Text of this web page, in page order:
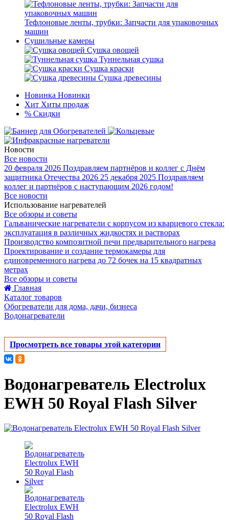
Тефлоновые ленты, трубки: Запчасти для упаковочных
машин
Сушильные камеры
Сушка овощей
Туннельная сушка
Сушка краски
Сушка древесины
Новинка Новинки
Хит Хиты продаж
% Скидки
Новости
Все новости
20 февраля 2026 Поздравляем партнёров и коллег с Днём
защитника Отечества 2026 25 декабря 2025 Поздравляем
коллег и партнёров с наступающим 2026 годом!
Все новости
Использование нагревателей
Все обзоры и советы
Гальванические нагреватели с корпусом из кварцевого стекла:
эксплуатация в различных жидкостях и растворах
Производство композитной печи предварительного нагрева
Проектирование и создание термокамеры для
единовременного нагрева до 72 бочек на 15 квадратных
метрах
Все обзоры и советы
Главная
Каталог товаров
Обогреватели для дома, дачи, бизнеса
Водонагреватели
Просмотреть все товары этой категории
Водонагреватель Electrolux
EWH 50 Royal Flash Silver